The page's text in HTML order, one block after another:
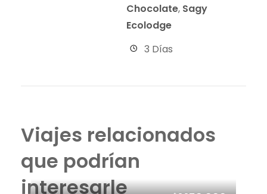
Chocolate, Sagy
Ecolodge
3 Días
Viajes relacionados
que podrían
interesarle